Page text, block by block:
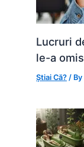
Lucruri
le-a omis
Știai Că? / By